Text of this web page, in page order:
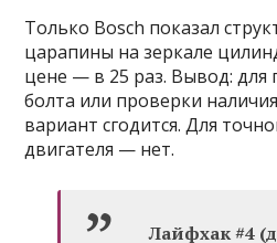
Только Bosch показал
царапины на зеркале
цене — в 25 раз. Вывод: для
болта или проверки
вариант сгодится. Для
двигателя — нет.
Лайфхак #4